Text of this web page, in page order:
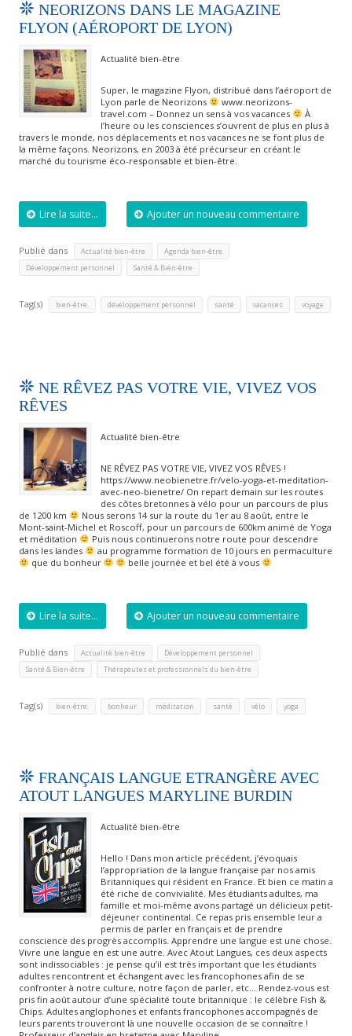
NEORIZONS DANS LE MAGAZINE
FLYON (AÉROPORT DE LYON)
Actualité bien-être
Super, le magazine Flyon, distribué dans l’aéroport de
Lyon parle de Neorizons
www.neorizons-
travel.com – Donnez un sens à vos vacances
À
l’heure ou les consciences s’ouvrent de plus en plus à
travers le monde, nos déplacements et nos vacances ne se font plus de
la même façons. Neorizons, en 2003 à été précurseur en créant le
marché du tourisme éco-responsable et bien-être.
Lire la suite... Ajouter un nouveau commentaire
Publié dans Actualité bien-être Agenda bien-être
Développement personnel Santé & Bien-être
Tag(s) bien-être. développement personnel santé vacances voyage
NE RÊVEZ PAS VOTRE VIE, VIVEZ VOS
RÊVES
Actualité bien-être
NE RÊVEZ PAS VOTRE VIE, VIVEZ VOS RÊVES !
https://www.neobienetre.fr/velo-yoga-et-meditation-
avec-neo-bienetre/ On repart demain sur les routes
des côtes bretonnes à vélo pour un parcours de plus
de 1200 km
Nous serons 14 sur la route du 1er au 8 août, entre le
Mont-saint-Michel et Roscoff, pour un parcours de 600km animé de Yoga
et méditation
Puis nous continuerons notre route pour descendre
dans les landes
au programme formation de 10 jours en permaculture
que du bonheur
belle journée et bel été à vous
Lire la suite... Ajouter un nouveau commentaire
Publié dans Actualité bien-être Développement personnel
Santé & Bien-être Thérapeutes et professionnels du bien-être
Tag(s) bien-être. bonheur méditation santé vélo yoga
FRANÇAIS LANGUE ETRANGÈRE AVEC
ATOUT LANGUES MARYLINE BURDIN
Actualité bien-être
Hello ! Dans mon article précédent, j’évoquais
l’appropriation de la langue française par nos amis
Britanniques qui résident en France. Et bien ce matin a
été riche de convivialité. Mes étudiants adultes, ma
famille et moi-même avons partagé un délicieux petit-
déjeuner continental. Ce repas pris ensemble leur a
permis de parler en français et de prendre
conscience des progrès accomplis. Apprendre une langue est une chose.
Vivre une langue en est une autre. Avec Atout Langues, ces deux aspects
sont indissociables : je pense qu’il est très important que les étudiants
adultes rencontrent et échangent avec les francophones afin de se
confronter à notre culture, notre façon de parler, etc… Rendez-vous est
pris fin août autour d’une spécialité toute britannique : le célèbre Fish &
Chips. Adultes anglophones et enfants francophones accompagnés de
leurs parents trouveront là une nouvelle occasion de se connaître !